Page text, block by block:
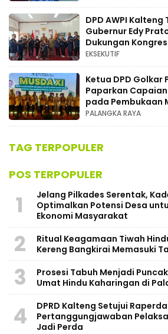
DPD AWPI Kalteng
Gubernur Edy
Dukungan
Kalimantan Tengah
EKSEKUTIF
Ketua DPD Golkar
Paparkan
pada Pembukaan
PALANGKA RAYA
TAG TERPOPULER
POS TERPOPULER
1
Jelang Pilkades Serentak,
Optimalkan Potensi Desa
Ekonomi Masyarakat
2
Ritual Keagamaan Tiwah
Kereng Bangkirai Memasuki
3
Prosesi Tabuh Menjadi
Umat Hindu Kaharingan di
4
​DPRD Kalteng Setujui Raperda
Pertanggungjawaban
Jadi Perda